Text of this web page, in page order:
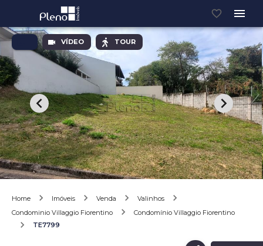
VÍDEO TOUR
Home Imóveis Venda
Valinhos
Condominio Villaggio Fiorentino
Condomínio Villaggio Fiorentino
TE7799